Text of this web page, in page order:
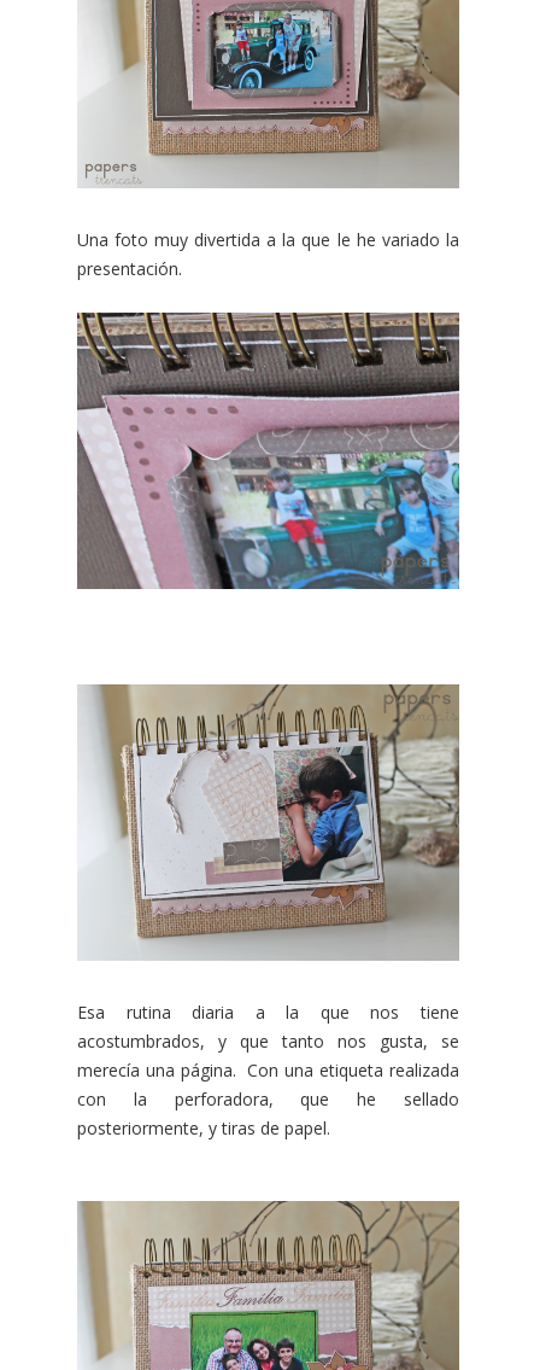
Una foto muy divertida a la que le he variado la
presentación.
Esa rutina diaria a la que nos tiene
acostumbrados, y que tanto nos gusta, se
merecía una página. Con una etiqueta realizada
con la perforadora, que he sellado
posteriormente, y tiras de papel.